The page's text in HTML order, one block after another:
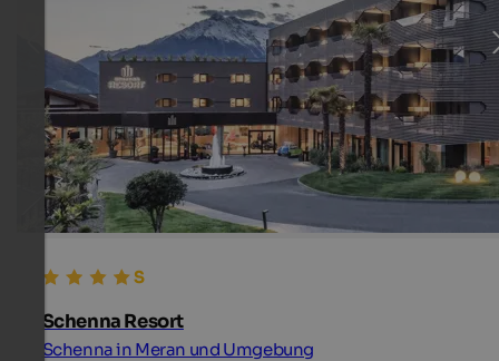
Schenna Resort
Schenna in Meran und Umgebung